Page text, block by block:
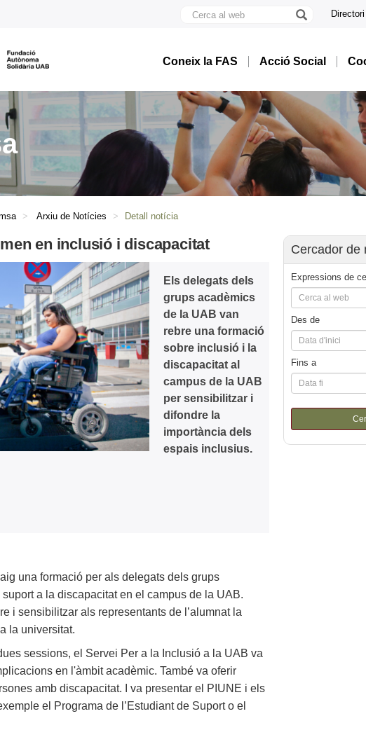
Cerca
Directori
Coneix la FAS Acció Social
Arxiu de Notícies Detall notícia
en inclusió i discapacitat
Els delegats dels
grups acadèmics
de la UAB van
rebre una formació
sobre inclusió i la
discapacitat al
campus de la UAB
per sensibilitzar i
difondre la
importància dels
espais inclusius.
una formació per als delegats dels grups
a la discapacitat en el campus de la UAB.
i sensibilitzar als representants de l’alumnat la
la universitat.
sessions, el Servei Per a la Inclusió a la UAB va
en l'àmbit acadèmic. També va oferir
amb discapacitat. I va presentar el PIUNE i els
el Programa de l’Estudiant de Suport o el
Cercador de
Expressions de
Des de
Fins a